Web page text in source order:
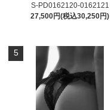
S-PD0162120-0162121
27,500円(税込30,250円)
5